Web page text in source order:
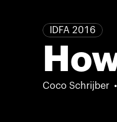
IDFA 2016
Coco Schrijber